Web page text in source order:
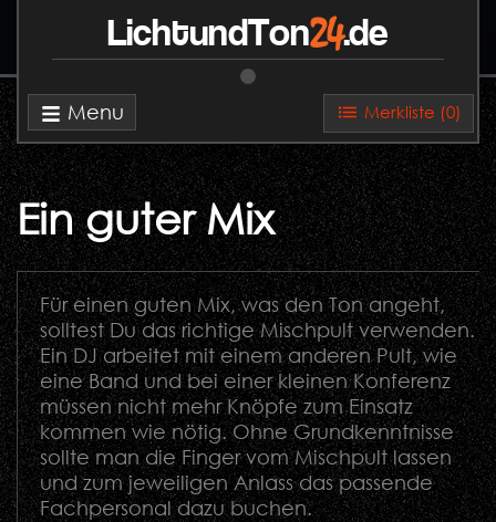
Merkliste (0)
Menu
LichtundTon24.de
Ein guter Mix
Für einen guten Mix, was den Ton angeht,
solltest Du das richtige Mischpult verwenden.
Ein DJ arbeitet mit einem anderen Pult, wie
eine Band und bei einer kleinen Konferenz
müssen nicht mehr Knöpfe zum Einsatz
kommen wie nötig. Ohne Grundkenntnisse
sollte man die Finger vom Mischpult lassen
und zum jeweiligen Anlass das passende
Fachpersonal dazu buchen.